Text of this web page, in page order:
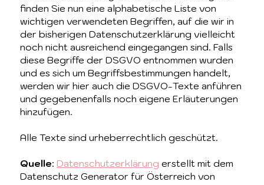
finden Sie nun eine alphabetische Liste von
wichtigen verwendeten Begriffen, auf die wir in
der bisherigen Datenschutzerklärung vielleicht
noch nicht ausreichend eingegangen sind. Falls
diese Begriffe der DSGVO entnommen wurden
und es sich um Begriffsbestimmungen handelt,
werden wir hier auch die DSGVO-Texte anführen
und gegebenenfalls noch eigene Erläuterungen
hinzufügen.
Alle Texte sind urheberrechtlich geschützt.
Quelle: Datenschutzerklärung erstellt mit dem
Datenschutz Generator für Österreich von